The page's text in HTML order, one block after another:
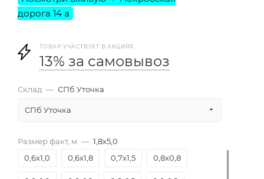
ТОВАР УЧАСТВУЕТ В АКЦИЯХ
13% за самовывоз
Склад — СПб Уточка
СПб Уточка
Размер факт, м — 1,8х5,0
0,6х1,0
0,6х1,8 0,7х1,5 0,8х0,8